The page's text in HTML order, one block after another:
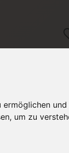
um zu